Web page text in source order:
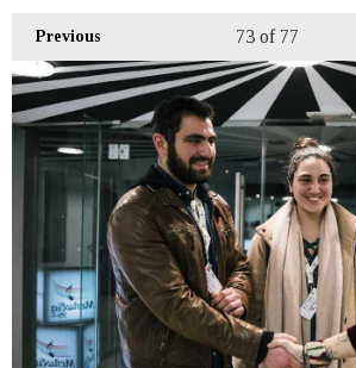
Previous 73of 77